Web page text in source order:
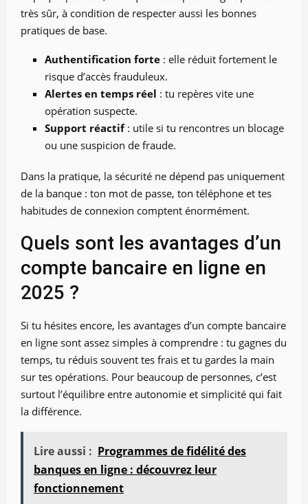
très sûr, à condition de respecter aussi les bonnes
pratiques de base.
Authentification forte : elle réduit fortement le
risque d’accès frauduleux.
Alertes en temps réel : tu repères vite une
opération suspecte.
Support réactif: utile si tu rencontres un blocage
ou une suspicion de fraude.
Dans la pratique, la sécurité ne dépend pas uniquement
de la banque : ton mot de passe, ton téléphone et tes
habitudes de connexion comptent énormément.
Quels sont les avantages d’un
compte bancaire en ligne en
2025 ?
Si tu hésites encore, les avantages d’un compte bancaire
en ligne sont assez simples à comprendre : tu gagnes du
temps, tu réduis souvent tes frais et tu gardes la main
sur tes opérations. Pour beaucoup de personnes, c’est
surtout l’équilibre entre autonomie et simplicité qui fait
la différence.
Lire aussi : Programmes de fidélité des
banques en ligne : découvrez leur
fonctionnement